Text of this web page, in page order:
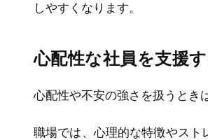
しやすくなります。
心配性な社員を支援
心配性や不安の強さを扱うとき
職場では、心理的な特徴やスト